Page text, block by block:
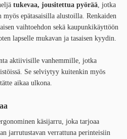
tukevaa, jousitettua pyörää , jotka
myös epätasaisilla alustoilla. Renkaiden
vaihtoehdon sekä kaupunkikäyttöön
lapselle mukavan ja tasaisen kyydin.
aktiivisille vanhemmille, jotka
Se selviytyy kuitenkin myös
aikaa ulkona.
käsijarru, joka tarjoaa
jarrutustavan verrattuna perinteisiin